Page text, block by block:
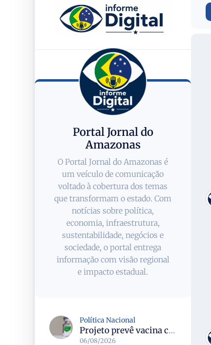
Portal Jornal do
Amazonas
O Portal Jornal do Amazonas é
um veículo de comunicação
voltado à cobertura dos temas
que transformam o estado. Com
notícias sobre política,
economia, infraestrutura,
sustentabilidade, negócios e
sociedade, o portal entrega
informação com visão regional
e impacto estadual.
Política Nacional
Projeto prevê vacina contra HPV obrigatória e testes moleculares para rastreamento do câncer do colo do útero
06/08/2026